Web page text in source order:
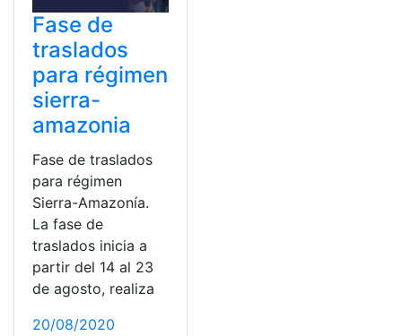
Fase de
traslados
para régimen
sierra-
amazonia
Fase de traslados
para régimen
Sierra-Amazonía.
La fase de
traslados inicia a
partir del 14 al 23
de agosto, realiza
20/08/2020